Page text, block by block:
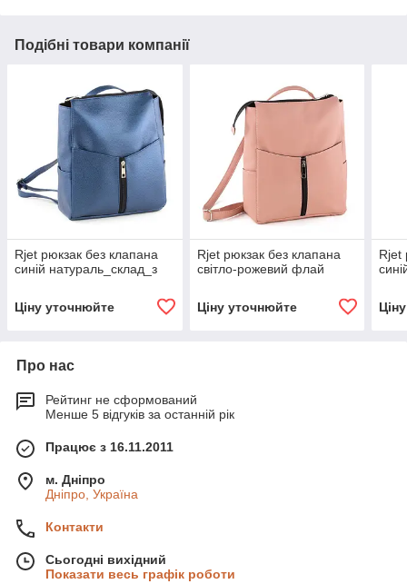
Подібні товари компанії
Rjet рюкзак без клапана
синій натураль_склад_з
Ціну уточнюйте
Rjet рюкзак без клапана
світло-рожевий флай
Ціну уточнюйте
Rjet
Про нас
Рейтинг не сформований
Менше 5 відгуків за останній рік
Працює з 16.11.2011
м. Дніпро
Дніпро, Україна
Контакти
Сьогодні вихідний
Показати весь графік роботи